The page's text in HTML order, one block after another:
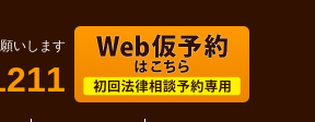
いします